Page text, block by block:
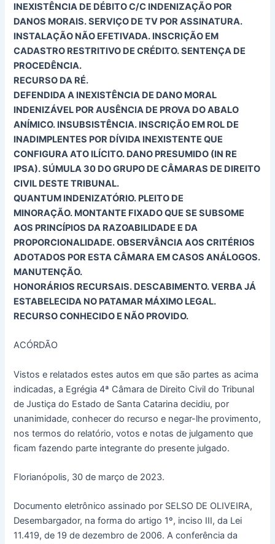
INEXISTÊNCIA DE DÉBITO C/C INDENIZAÇÃO POR
DANOS MORAIS. SERVIÇO DE TV POR ASSINATURA.
INSTALAÇÃO NÃO EFETIVADA. INSCRIÇÃO EM
CADASTRO RESTRITIVO DE CRÉDITO. SENTENÇA DE
PROCEDÊNCIA.
RECURSO DA RÉ.
DEFENDIDA A INEXISTÊNCIA DE DANO MORAL
INDENIZÁVEL POR AUSÊNCIA DE PROVA DO ABALO
ANÍMICO. INSUBSISTÊNCIA. INSCRIÇÃO EM ROL DE
INADIMPLENTES POR DÍVIDA INEXISTENTE QUE
CONFIGURA ATO ILÍCITO. DANO PRESUMIDO (IN RE
IPSA). SÚMULA 30 DO GRUPO DE CÂMARAS DE DIREITO
CIVIL DESTE TRIBUNAL.
QUANTUM INDENIZATÓRIO. PLEITO DE
MINORAÇÃO. MONTANTE FIXADO QUE SE SUBSOME
AOS PRINCÍPIOS DA RAZOABILIDADE E DA
PROPORCIONALIDADE. OBSERVÂNCIA AOS CRITÉRIOS
ADOTADOS POR ESTA CÂMARA EM CASOS ANÁLOGOS.
MANUTENÇÃO.
HONORÁRIOS RECURSAIS. DESCABIMENTO. VERBA JÁ
ESTABELECIDA NO PATAMAR MÁXIMO LEGAL.
RECURSO CONHECIDO E NÃO PROVIDO.
ACÓRDÃO
Vistos e relatados estes autos em que são partes as acima
indicadas, a Egrégia 4ª Câmara de Direito Civil do Tribunal
de Justiça do Estado de Santa Catarina decidiu, por
unanimidade, conhecer do recurso e negar-lhe provimento,
nos termos do relatório, votos e notas de julgamento que
ficam fazendo parte integrante do presente julgado.
Florianópolis, 30 de março de 2023.
Documento eletrônico assinado por SELSO DE OLIVEIRA,
Desembargador, na forma do artigo 1º, inciso III, da Lei
11.419, de 19 de dezembro de 2006. A conferência da